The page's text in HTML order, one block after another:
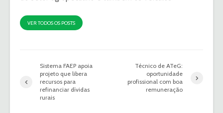
VER TODOS OS POSTS
Sistema FAEP apoia
projeto que libera
recursos para
refinanciar dívidas
rurais
Técnico de ATeG:
oportunidade
profissional com boa
remuneração